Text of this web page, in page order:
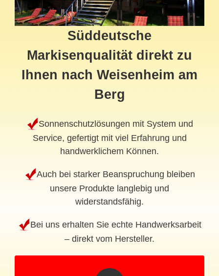
Süddeutsche
Markisenqualität direkt zu
Ihnen nach Weisenheim am
Berg
Sonnenschutzlösungen mit System und
Service, gefertigt mit viel Erfahrung und
handwerklichem Können.
Auch bei starker Beanspruchung bleiben
unsere Produkte langlebig und
widerstandsfähig.
Bei uns erhalten Sie echte Handwerksarbeit
– direkt vom Hersteller.